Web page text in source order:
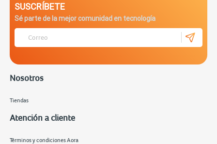
SUSCRÍBETE
Sé parte de la mejor comunidad en tecnología
Nosotros
Tiendas
Atención a cliente
Términos y condiciones Aora